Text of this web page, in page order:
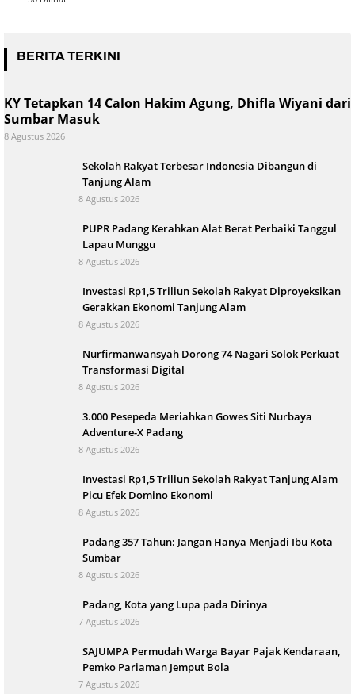
BERITA TERKINI
KY Tetapkan 14 Calon Hakim Agung, Dhifla Wiyani dari
Sumbar Masuk
8 Agustus 2026
Sekolah Rakyat Terbesar Indonesia Dibangun di
Tanjung Alam
8 Agustus 2026
PUPR Padang Kerahkan Alat Berat Perbaiki Tanggul
Lapau Munggu
8 Agustus 2026
Investasi Rp1,5 Triliun Sekolah Rakyat Diproyeksikan
Gerakkan Ekonomi Tanjung Alam
8 Agustus 2026
Nurfirmanwansyah Dorong 74 Nagari Solok Perkuat
Transformasi Digital
8 Agustus 2026
3.000 Pesepeda Meriahkan Gowes Siti Nurbaya
Adventure-X Padang
8 Agustus 2026
Investasi Rp1,5 Triliun Sekolah Rakyat Tanjung Alam
Picu Efek Domino Ekonomi
8 Agustus 2026
Padang 357 Tahun: Jangan Hanya Menjadi Ibu Kota
Sumbar
8 Agustus 2026
Padang, Kota yang Lupa pada Dirinya
7 Agustus 2026
SAJUMPA Permudah Warga Bayar Pajak Kendaraan,
Pemko Pariaman Jemput Bola
7 Agustus 2026